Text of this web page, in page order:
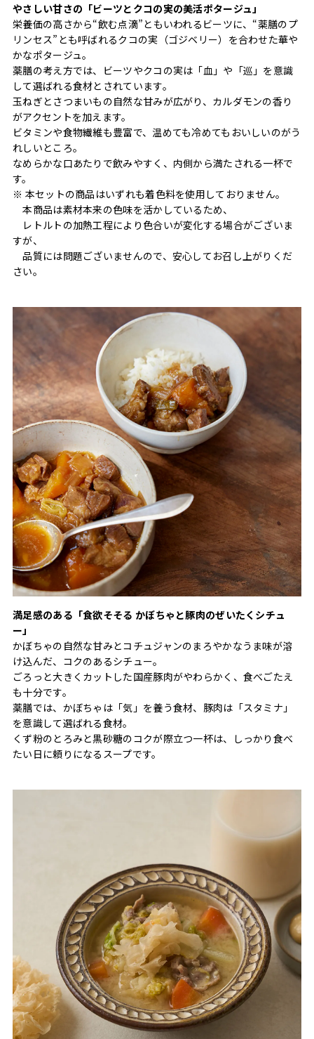
やさしい甘さの「ビーツとクコの実の美活ポタージュ」
栄養価の高さから“飲む点滴”ともいわれるビーツに、“薬膳のプ
リンセス”とも呼ばれるクコの実（ゴジベリー）を合わせた華や
かなポタージュ。
薬膳の考え方では、ビーツやクコの実は「血」や「巡」を意識
して選ばれる食材とされています。
玉ねぎとさつまいもの自然な甘みが広がり、カルダモンの香り
がアクセントを加えます。
ビタミンや食物繊維も豊富で、温めても冷めてもおいしいのがう
れしいところ。
なめらかな口あたりで飲みやすく、内側から満たされる一杯で
す。
※ 本セットの商品はいずれも着色料を使用しておりません。
本商品は素材本来の色味を活かしているため、
レトルトの加熱工程により色合いが変化する場合がございま
すが、
品質には問題ございませんので、安心してお召し上がりくだ
さい。
満足感のある「食欲そそる かぼちゃと豚肉のぜいたくシチュ
ー」
かぼちゃの自然な甘みとコチュジャンのまろやかなうま味が溶
け込んだ、コクのあるシチュー。
ごろっと大きくカットした国産豚肉がやわらかく、食べごたえ
も十分です。
薬膳では、かぼちゃは「気」を養う食材、豚肉は「スタミナ」
を意識して選ばれる食材。
くず粉のとろみと黒砂糖のコクが際立つ一杯は、しっかり食べ
たい日に頼りになるスープです。